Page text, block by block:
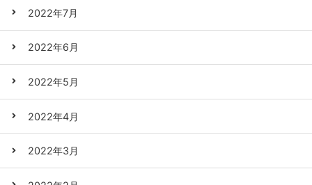
2022年7月
2022年6月
2022年5月
2022年4月
2022年3月